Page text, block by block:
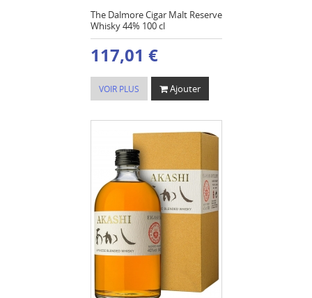
The Dalmore Cigar Malt Reserve
Whisky 44% 100 cl
117,01 €
VOIR PLUS Ajouter